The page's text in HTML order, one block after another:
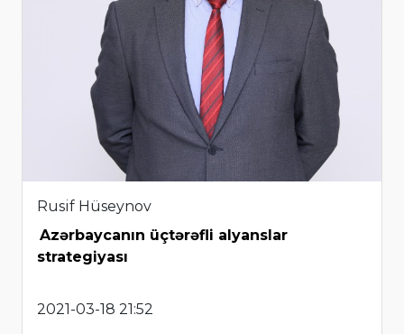
Rusif Hüseynov
Azərbaycanın üçtərəfli alyanslar
strategiyası
2021-03-18 21:52